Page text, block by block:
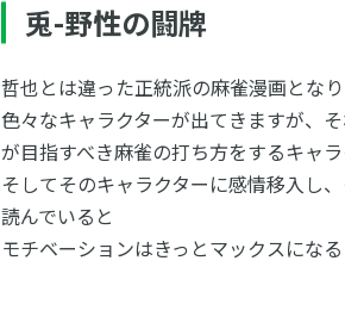
兎-野性の闘牌
哲也とは違った正統派の麻雀漫画となり
色々なキャラクターが出てきますが、
が目指すべき麻雀の打ち方をするキャ
そしてそのキャラクターに感情移入し
読んでいると
モチベーションはきっとマックスになる